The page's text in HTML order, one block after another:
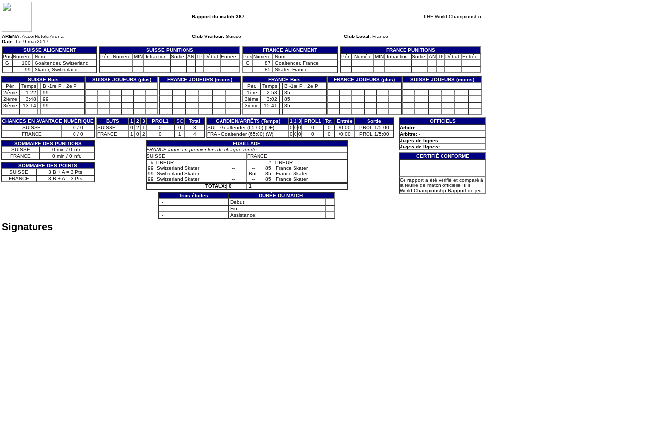
Rapport du match 367 IIHF World Championship
ARENA:AccorHotels Arena
Date: Le 9 mai 2017
Club Visiteur: Suisse Club Local: France
SUISSE ALIGNEMENT
PosNuméro
Nom
G
100
Goaltender, Switzerland
99
Skater, Switzerland
SUISSE PUNITIONS
Pér.
Numéro MIN Infraction Sortie AN TP Début Entrée
FRANCE ALIGNEMENT
PosNuméro
Nom
G
87
Goaltender, France
85
Skater, France
FRANCE PUNITIONS
Pér.
Numéro MIN Infraction Sortie AN TP Début Entrée
SUISSE Buts SUISSE JOUEURS (plus)
FRANCE JOUEURS (moins)
Pér.
Temps
B -1re P . 2e P
2ième
1:22
99
2ième
3:48
99
3ième
13:14 99
FRANCE Buts FRANCE JOUEURS (plus)
SUISSE JOUEURS (moins)
Pér.
Temps
B -1re P . 2e P
1ère
2:53
85
3ième
3:02
85
3ième
15:41 85
CHANCES EN AVANTAGE NUMÉRIQUE
SUISSE
0 / 0
FRANCE
0 / 0
SOMMAIRE DES PUNITIONS
SUISSE
0 min / 0 infr.
FRANCE
0 min / 0 infr.
SOMMAIRE DES POINTS
SUISSE
3 B + A = 3 Pts
FRANCE
3 B + A = 3 Pts
BUTS 1 2 3 PROL1 SO
Total
SUISSE
0 2 1 0 0
3
FRANCE
1 0 2 0 1 4
GARDIEN/ARRÊTS (Temps) 1 2 3 PROL1 Tot. Entrée
Sortie
SUI - Goaltender (65:00) (DF)
0 0 0 0 0 /0:00
PROL 1/5:00
FRA - Goaltender (65:00) (W)
0 0 0 0 0 /0:00
PROL 1/5:00
FUSILLADE
FRANCE lance en premier lors de chaque ronde.
SUISSE
FRANCE
# TIREUR
99 Switzerland Skater
--
99 Switzerland Skater
--
99 Switzerland Skater --
# TIREUR
--
85
France Skater
But
85
France Skater
--
85
France Skater
TOTAUX: 0
1
Trois étoiles
DURÉE DU MATCH:
-
Début:
-
Fin:
-
Assistance:
OFFICIELS
Arbitre: -
Arbitre: -
Juges de lignes: -
Juges de lignes: -
CERTIFIÉ CONFORME
Ce rapport a été vérifié et comparé à
la feuille de match officielle IIHF
World Championship Rapport de jeu.
Signatures